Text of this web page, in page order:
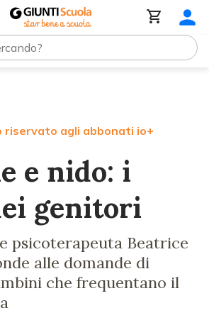
riservato agli abbonati io+
e nido: i
genitori
psicoterapeuta Beatrice
alle domande di
che frequentano il